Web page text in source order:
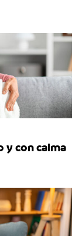
y con calma